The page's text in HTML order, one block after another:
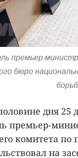
премьер-
бюро
дня 25
премьер-
комитета по
на